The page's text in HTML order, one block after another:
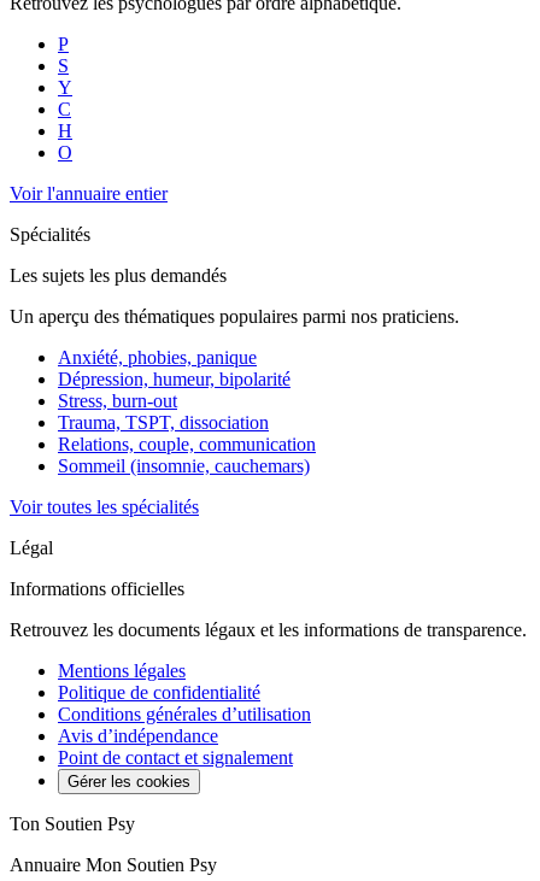
P
S
Y
C
H
O
Voir l'annuaire entier
Spécialités
Les sujets les plus demandés
Un aperçu des thématiques populaires parmi nos praticiens.
Anxiété, phobies, panique
Dépression, humeur, bipolarité
Stress, burn-out
Trauma, TSPT, dissociation
Relations, couple, communication
Sommeil (insomnie, cauchemars)
Voir toutes les spécialités
Légal
Informations officielles
Retrouvez les documents légaux et les informations de transparence.
Mentions légales
Politique de confidentialité
Conditions générales d’utilisation
Avis d’indépendance
Point de contact et signalement
Gérer les cookies
Ton Soutien Psy
Annuaire Mon Soutien Psy